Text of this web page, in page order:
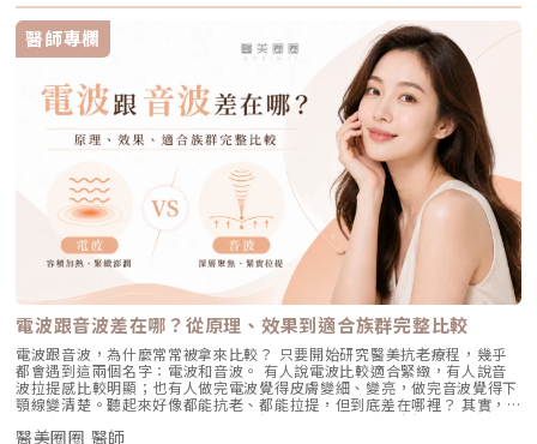
出油源頭，因此更適合用來拯救中重度發炎、滿臉油光，以及長年反覆發作
的頑固型痘痘肌。誰最適合打 AviClear 戰痘雷射？如果符合以下任一情
況，AviClear 將會是非常值得評估的投資： 口服藥物恐懼或不適應者：曾
經吃過口服 A 酸但無法忍受乾燥脫皮，或是抽血發現肝指數異常而被迫停藥
的人。 備孕中或哺乳中的女性：口服 A 酸有強烈的致畸胎性，停藥後仍需
避孕一段時間；而戰痘雷射純粹是物理性光電治療，對全身系統無影響（但
孕婦本身基於安全考量，雷射療程前仍須經醫師評估）。 滿臉油光、毛孔
粗大者：即使目前沒有嚴重的發炎痘痘，但深受「中東油田」困擾，希望從
根本減少出油量的人。 作息不正常、壓力型成人痘：針對因為熬夜、壓力
大導致賀爾蒙波動，進而反覆在下巴、兩頰爆發的成人痘，精準破壞皮脂腺
能有效阻斷復發。 深色肌膚患者：過去許多雷射（如脈衝光、某些淨膚雷
射）在深色肌膚上容易引發熱傷害或色素沉澱（反黑）。AviClear 的
1726nm 波長針對的是「油脂」而非「黑色素」，因此適用於 Fitzpatrick
膚色分類的 I 到 VI 型（包含極深色肌膚），安全性極高。AviClear 戰痘雷
射 常見 QA 總整理在決定進行療程前，大家心中難免還有一些疑問。我們
整理了討論度最高的幾個問題：Q1：打 AviClear 戰痘雷射會痛嗎？需要敷
麻藥嗎？A：疼痛度極低，多數患者甚至不需要敷麻藥！怕痛的人有福了！
AviClear 搭載了專利的「AviCool™ 藍寶石冷卻技術」，探頭在雷射擊發的
前、中、後都會持續為肌膚表面降溫。治療過程中，主要會感覺到探頭冰冰
涼涼的，伴隨輕微的溫熱感或是像被橡皮筋輕彈的感覺。相較於傳統雷射或
手工清粉刺的痛楚，整體舒適度大幅提升，輕鬆就能完成療程。Q2：我現
在正在吃口服 A 酸，可以打 AviClear 嗎？A：建議先與主治醫師討論。一
般來說，口服 A 酸會讓皮膚變得比較薄且脆弱。多數醫師會建議在停用口服
A 酸至少 1 到 3 個月後，讓皮膚屏障稍微恢復，再來進行雷射治療會比較
安全。Q3：如果我只有局部（例如下巴）長痘痘，可以只打局部嗎？A：通
常建議「全臉治療」效果最佳。皮脂腺是分佈在全臉的，雖然目前只有下巴
作用於表層角質更新，改善肌膚粗糙。 杏仁酸：屬於果酸的一種但兼具親
脂特性，屬較溫和的酸類選擇。3. 抗老成分 A醇（Retinol）：A醇是目前研
究較完整的抗老成分之一，可促進表皮更新，並間接支持膠原蛋白生成，對
於老化型毛孔與膚質粗糙有一定幫助。但 A醇具有刺激性，建議採取低濃
度、循序漸進方式建立耐受。4. 防曬是關鍵保護：紫外線是造成膠原蛋白流
失與肌膚老化的重要因素之一。長期日曬會加速毛孔鬆弛，因此無論晴雨都
應確實做好防曬（塗抹防曬乳或物理性遮蔽）。醫美療程如何精準對抗毛孔
粗大？如果你期待的是肉眼可見的改善幅度，相比起日常保養，專業的醫美
療程通常會是更直接且具效率的選擇之一。隨著醫美科技的不斷進步，針對
不同成因的毛孔問題都有相對應的解方！1. 溫和深層清潔：海菲秀
（HydraFacial）原理：屬於非侵入性的保養。利用專利的負壓水渦流技
術，溫和無痛地吸出毛孔深層的黑頭、白頭粉刺與多餘皮脂，同時導入高濃
度的保濕與抗氧化精華。適合誰：出油粉刺型毛孔、怕痛不敢打雷射、想作
為重要活動前的急救保養者。效果與特色：做完當下皮膚立刻感受到「會呼
吸」的潔淨感，毛孔因為髒污被清空並喝飽水，視覺上會立刻變得細緻，且
無恢復期。2. 光電雷射：皮秒雷射（搭配特殊透鏡）原理：皮秒雷射
（Pico Laser）是目前詢問度最高的縮毛孔療程。核心在於加上了「蜂巢透
鏡」或「聚焦透鏡」。這能在不破壞表皮的情況下，將雷射光束匯聚，在真
皮層產生「空泡效應（LIOB）」。這就像是在皮膚深層進行微小的破壞，
藉此喚醒肌膚的自癒機制，大量刺激膠原蛋白與彈力纖維新生，進而把毛孔
周圍的凹陷給「撐」起來。適合誰：輕中度的老化型毛孔、輕微淺層痘疤、
想同時改善膚色不均與暗沉的人。效果與特色：熱傷害小，術後通常只會紅
腫1~3天，幾乎不影響日常生活。是目前 CP 值極高的定期保養型雷射。3.
重度凹洞救星：UP雷射原理：如果是屬於嚴重的「疤痕/凹洞型毛孔」，皮
秒雷射可能不夠力，這時候就需要汽化型雷射上場。例如 UP雷射
（UltraPulse），它能將能量精準且極深地打入真皮層甚至皮下組織，切斷
像分析與超冷卻保護，使治療不僅更安全、也更貼近現代人追求的舒適與高
效率。對於過去因反黑、修復期長或效果不均而猶豫的族群而言，Reepot
的出現為除斑帶來全新的可能。 這篇文章就帶你理解Reepot 到底怎麼運
作？和你聽過的皮秒、傳統雷射有什麼不同？誰適合做、誰不適合？效果、
術後照護、價格又是多少呢？希望能讓你在做選擇前，有完整且中立的參
考。為什麼斑點這麼難纏？了解色素成因，是選擇療程前最重要的一步許多
人以為斑點只是「曬太陽造成的色塊」，但實際上臉上的每一顆斑，都可能
有不同來源。色素形成的原因多元，深度位置也不相同，因此在治療上自然
不能以單一方式應對。常見的斑點來源包括：一、紫外線長期累積的影響日
曬會刺激黑色素細胞活躍，形成曬斑、雀斑或不均勻暗沉。二、基因與體質
因素有些人天生黑色素細胞較敏感，斑點更容易在年輕時就出現。三、荷爾
蒙波動包含懷孕、避孕藥、壓力、作息不穩等，都可能使色素活躍，例如熟
知的肝斑。四、發炎後色素沉澱（PIH）痘痘、皮膚受傷、過度刺激後，都
可能留下深淺不一的色沉。以上原因造成斑點呈現不同的「深度」「密度」
與「分布」，也使除斑變得不再只是把黑色素擊散這麼簡單。只要能量不
足，改善有限；能量過強，又可能刺激皮膚，造成修復期延長、色素反應，
甚至讓斑點反覆出現。也因為色素問題本身複雜，傳統除斑療程才會讓人覺
得「效果不一定穩定」。要真正提高治療的成功率，關鍵就在於是否能更精
準、穩定地處理不同深度的黑色素，同時降低熱傷害。什麼是 Reepot AI時
光雷射？從技術重新理解除斑Reepot AI時光雷射是一款以 532 nm 綠光為
基礎，並結合 AI 影像分析的智慧型色素雷射，已通過美國 FDA、韓國
KFDA 與台灣 TFDA 核可。它的設計目的，是讓除斑治療更精準、更安全，
也更符合亞洲膚質對低熱傷害的需求。透過AI智慧影像掃描技術，系統能先
辨識斑點的深度與分布，使能量設定更具科學依據。在治療作用上，
Reepot 搭載超低溫冷卻機制，能在能量擊發的同時以低溫保護皮膚，降低
紅腫與熱刺激。其能量原理以機械式震動分散黑色素為主，而非單純依賴高
醫師專欄
電波跟音波差在哪？從原理、效果到適合族群完整比較
電波跟音波，為什麼常常被拿來比較？ 只要開始研究醫美抗老療程，幾乎
都會遇到這兩個名字：電波和音波。 有人說電波比較適合緊緻，有人說音
波拉提感比較明顯；也有人做完電波覺得皮膚變細、變亮，做完音波覺得下
顎線變清楚。聽起來好像都能抗老、都能拉提，但到底差在哪裡？ 其實，
電波和音波最大的差別，不是「哪一個比較厲害」，而是它們使用的能量不
同、作用的層次不同，適合處理的老化問題也不同。 簡單來說： 電波偏向
醫美圈圈 醫師